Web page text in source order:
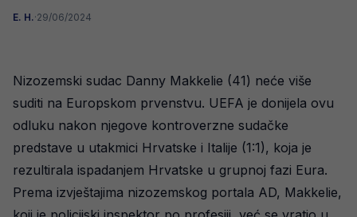
E. H.·29/06/2024
Nizozemski sudac Danny Makkelie (41) neće više
suditi na Europskom prvenstvu. UEFA je donijela ovu
odluku nakon njegove kontroverzne sudačke
predstave u utakmici Hrvatske i Italije (1:1), koja je
rezultirala ispadanjem Hrvatske u grupnoj fazi Eura.
Prema izvještajima nizozemskog portala AD, Makkelie,